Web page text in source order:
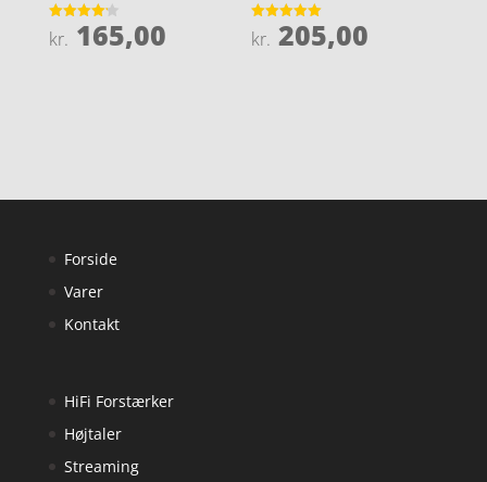
Vurderet
4.2
kr. 165,00
Vurderet
5
kr. 205,00
Forside
Varer
Kontakt
HiFi Forstærker
Højtaler
Streaming